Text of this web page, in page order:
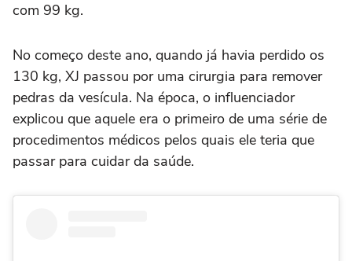
com 99 kg.
No começo deste ano, quando já havia perdido os
130 kg, XJ passou por uma cirurgia para remover
pedras da vesícula. Na época, o influenciador
explicou que aquele era o primeiro de uma série de
procedimentos médicos pelos quais ele teria que
passar para cuidar da saúde.